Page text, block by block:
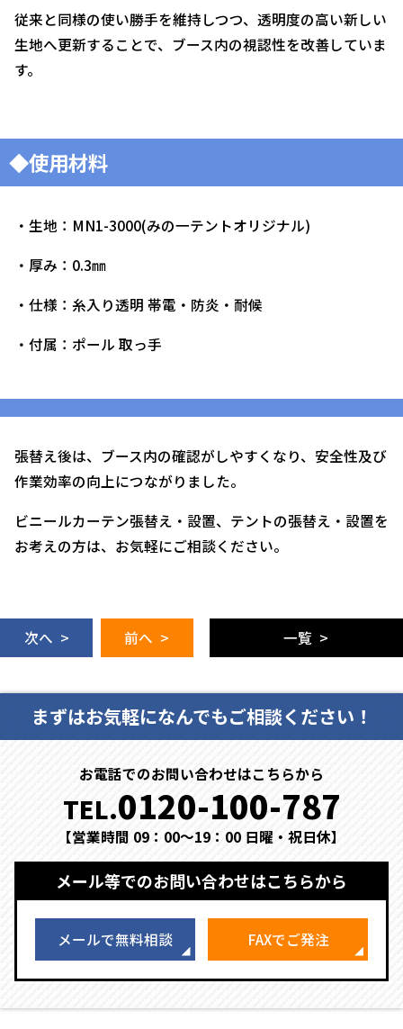
従来と同様の使い勝手を維持しつつ、透明度の高い新しい
生地へ更新することで、ブース内の視認性を改善していま
す。
◆使用材料
・生地：MN1-3000(みの一テントオリジナル)
・厚み：0.3㎜
・仕様：糸入り透明 帯電・防炎・耐候
・付属：ポール 取っ手
張替え後は、ブース内の確認がしやすくなり、安全性及び
作業効率の向上につながりました。
ビニールカーテン張替え・設置、テントの張替え・設置を
お考えの方は、お気軽にご相談ください。
次へ > 前へ > 一覧 >
まずはお気軽になんでもご相談ください！
お電話でのお問い合わせはこちらから
TEL.0120-100-787
【営業時間 09：00～19：00 日曜・祝日休】
メール等でのお問い合わせはこちらから
メールで無料相談 FAXでご発注